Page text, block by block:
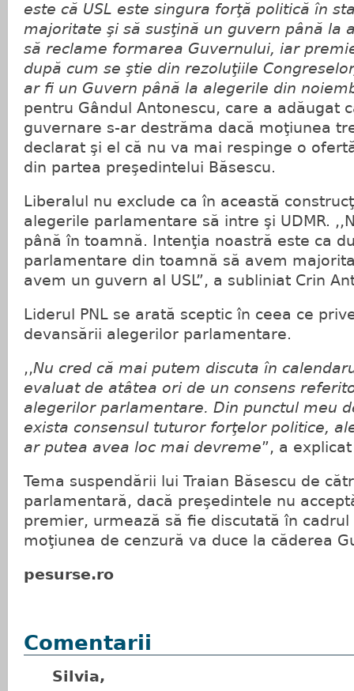
este că USL este singura forţă politică în
majoritate şi să susţină un guvern până la
să reclame formarea Guvernului, iar
după cum se ştie din rezoluţiile
ar fi un Guvern până la alegerile din
pentru Gândul Antonescu, care a adăugat
guvernare s-ar destrăma dacă moţiunea
declarat şi el că nu va mai respinge o
din partea preşedintelui Băsescu.
Liberalul nu exclude ca în această
alegerile parlamentare să intre şi UDMR.
până în toamnă. Intenţia noastră este ca
parlamentare din toamnă să avem
avem un guvern al USL”, a subliniat Crin
Liderul PNL se arată sceptic în ceea ce
devansării alegerilor parlamentare.
,,Nu cred că mai putem discuta în
evaluat de atâtea ori de un consens
alegerilor parlamentare. Din punctul meu
exista consensul tuturor forţelor politice,
ar putea avea loc mai devreme”, a
Tema suspendării lui Traian Băsescu de
parlamentară, dacă preşedintele nu
premier, urmează să fie discutată în cadrul
moţiunea de cenzură va duce la căderea
pesurse.ro
Comentarii
Silvia,